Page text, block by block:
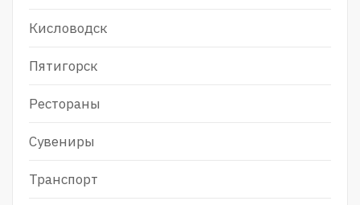
Кисловодск
Пятигорск
Рестораны
Сувениры
Транспорт